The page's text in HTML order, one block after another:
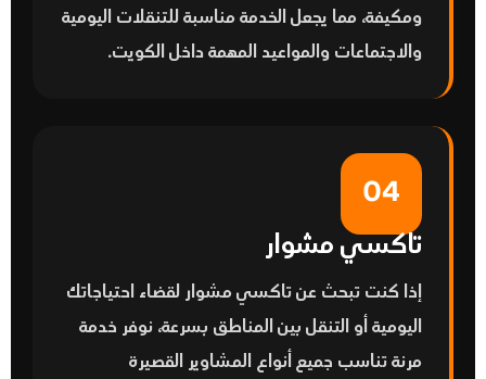
ومكيفة، مما يجعل الخدمة مناسبة للتنقلات اليومية
والاجتماعات والمواعيد المهمة داخل الكويت.
04
تاكسي مشوار
إذا كنت تبحث عنتاكسي مشوارلقضاء احتياجاتك
اليومية أو التنقل بين المناطق بسرعة، نوفر خدمة
مرنة تناسب جميع أنواع المشاوير القصيرة